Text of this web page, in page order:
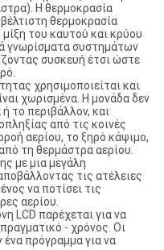
Η θερμοκρασία
θερμοκρασία
του καυτού και κρύου
γνωρίσματα συστημάτων
συσκευή έτσι ώστε
χρησιμοποιείται και
χωρισμένα. Η μονάδα δεν
το περιβάλλον, και
από τις κοινές
αερίου, το ξηρό κάψιμο,
τη θερμάστρα αερίου.
με μια μεγάλη
τις ατέλειες
να ποτίσει τις
αερίου.
LCD παρέχεται για να
- χρόνος. Οι
πρόγραμμα για να